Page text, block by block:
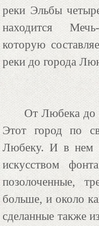
реки Эльбы
находится
которую
реки до города
От Любека до
Этот город по
Любеку. И в нем
искусством
позолоченные,
больше, и около
сделанные также